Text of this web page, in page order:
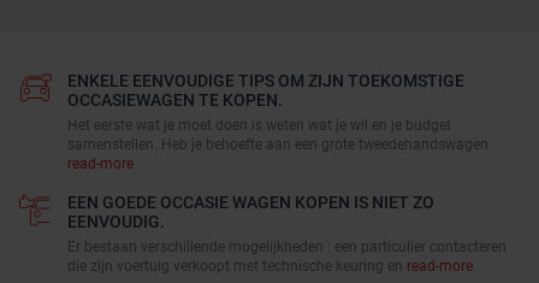
ENKELE EENVOUDIGE TIPS OM ZIJN TOEKOMSTIGE
OCCASIEWAGEN TE KOPEN.
Het eerste wat je moet doen is weten wat je wil en je budget
samenstellen. Heb je behoefte aan een grote tweedehandswagen
read-more
EEN GOEDE OCCASIE WAGEN KOPEN IS NIET ZO
EENVOUDIG.
Er bestaan verschillende mogelijkheden : een particulier contacteren
die zijn voertuig verkoopt met technische keuring en read-more